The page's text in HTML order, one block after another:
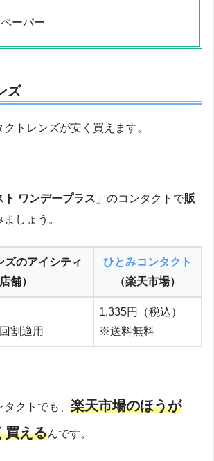
ーパー
ズ
トレンズが安く買えます。
ト ワンデープラス 」のコンタクトで販
しょう。
ズのアイシティ
舗）
ひとみコンタクト
（楽天市場）
割適用
1,335円（税込）
※送料無料
クトでも、 楽天市場のほうが
買えるんです。